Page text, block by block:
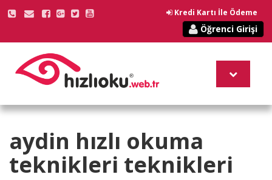
Kredi Kartı İle Ödeme
Öğrenci Girişi
aydin hızlı okuma
teknikleri teknikleri